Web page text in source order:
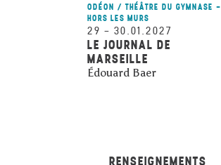
ODÉON / THÉÂTRE DU GYMNASE -
HORS LES MURS
29 – 30.01.2027
LE JOURNAL DE
MARSEILLE
Édouard Baer
RENSEIGNEMENTS